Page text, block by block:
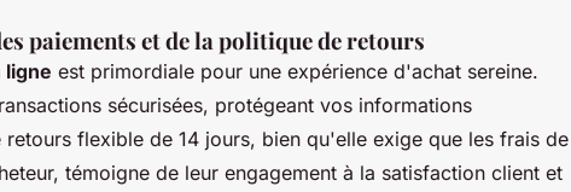
paiements et de la politique de retours
ligne est primordiale pour une expérience d'achat sereine.
sécurisées, protégeant vos informations
flexible de 14 jours, bien qu'elle exige que les frais de
témoigne de leur engagement à la satisfaction client et